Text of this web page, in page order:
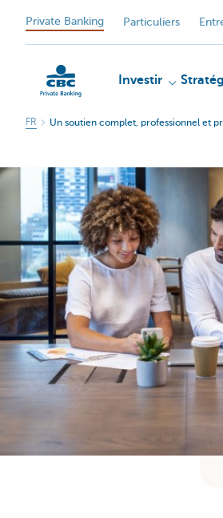
Private Banking Particuliers
Particulieren
Investir
FR Un soutien complet, professionnel et